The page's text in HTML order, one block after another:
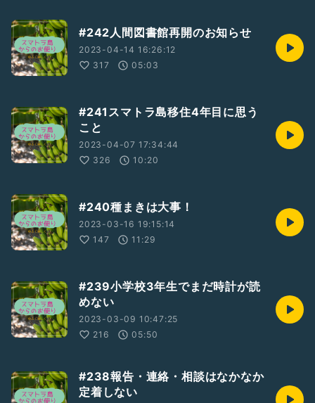
#242人間図書館再開のお知らせ
2023-04-14 16:26:12
317
05:03
#241スマトラ島移住4年目に思う
こと
2023-04-07 17:34:44
326
10:20
#240種まきは大事！
2023-03-16 19:15:14
147
11:29
#239小学校3年生でまだ時計が読
めない
2023-03-09 10:47:25
216
05:50
#238報告・連絡・相談はなかなか
定着しない